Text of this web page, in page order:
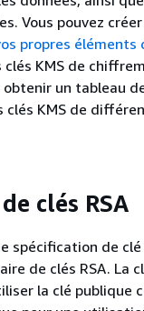
Vous pouvez
propres éléments
KMS de
obtenir un tableau
clés KMS de
clés RSA
spécification de clé
de clés RSA. La
la clé publique